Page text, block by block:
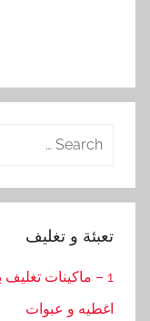
Search
تعبئة و تغليف
1 – ماكينات تغليف بالفاكيوم
اغطيه و عبوات